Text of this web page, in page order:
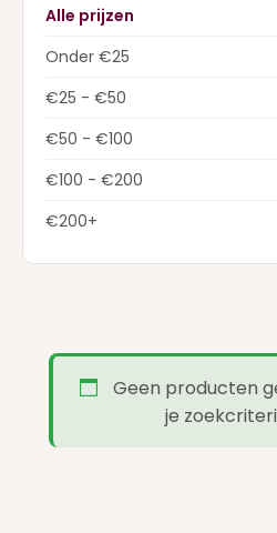
COLLISTAR
GIVENCHY(7)
GUCCI
GUERLAIN
Alle prijzen
Onder €25
€25 - €50
€50 - €100
€100 - €200
€200+
Geen producten
je